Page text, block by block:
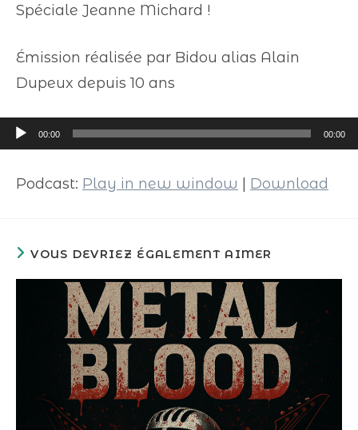
Spéciale Jeanne Michard !
Émission réalisée par Bidou alias Alain
Dupeux depuis 10 ans
Lecteur
audio
00:00 00:00
Podcast: Play in new window Download
VOUS DEVRIEZ ÉGALEMENT AIMER